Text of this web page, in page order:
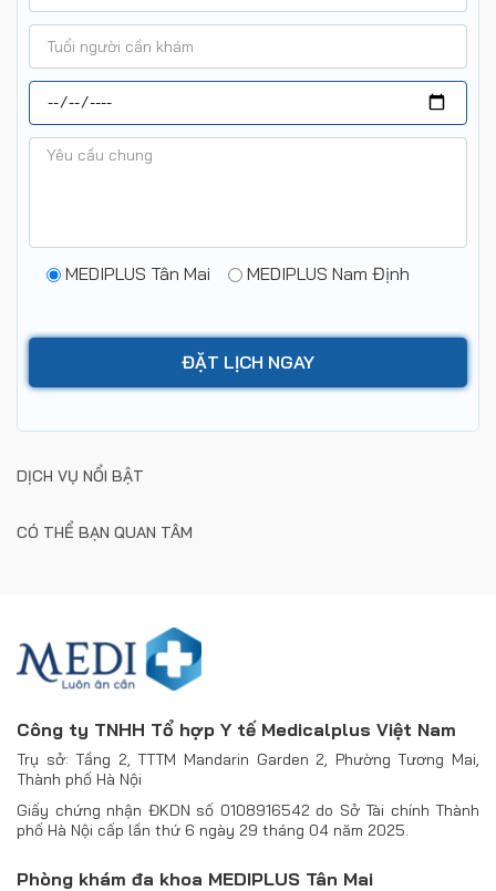
MEDIPLUS Tân Mai MEDIPLUS Nam Định
DỊCH VỤ NỔI BẬT
CÓ THỂ BẠN QUAN TÂM
Công ty TNHH Tổ hợp Y tế Medicalplus Việt Nam
Trụ sở: Tầng 2, TTTM Mandarin Garden 2, Phường Tương Mai,
Thành phố Hà Nội
Giấy chứng nhận ĐKDN số 0108916542 do Sở Tài chính Thành
phố Hà Nội cấp lần thứ 6 ngày 29 tháng 04 năm 2025.
Phòng khám đa khoa MEDIPLUS Tân Mai